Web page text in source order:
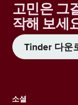
고민은 그
작해 보세
Tinder 다운
소셜